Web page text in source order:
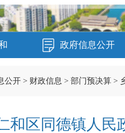
政府信息公开
公开 > 财政信息 > 部门预决算 >
和区同德镇人民